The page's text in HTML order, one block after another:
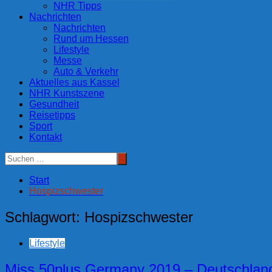
NHR Tipps
Nachrichten
Nachrichten
Rund um Hessen
Lifestyle
Messe
Auto & Verkehr
Aktuelles aus Kassel
NHR Kunstszene
Gesundheit
Reisetipps
Sport
Kontakt
Start
Hospizschwester
Schlagwort: Hospizschwester
Lifestyle